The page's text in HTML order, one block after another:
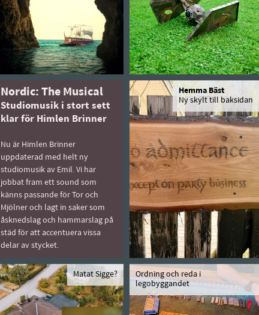
Nordic: The Musical
Studiomusik i stort sett
klar för Himlen Brinner
Nu är Himlen Brinner
uppdaterad med helt ny
studiomusik av Emil. Vi har
jobbat fram ett sound som
känns passande för Tor och
Mjölner och lagt in saker som
åsknedslag och hammarslag på
städ för att accentuera vissa
delar av stycket.
Hemma Bäst
Ny skylt till baksidan
Matat Sigge?
Ordning och reda i
legobyggandet